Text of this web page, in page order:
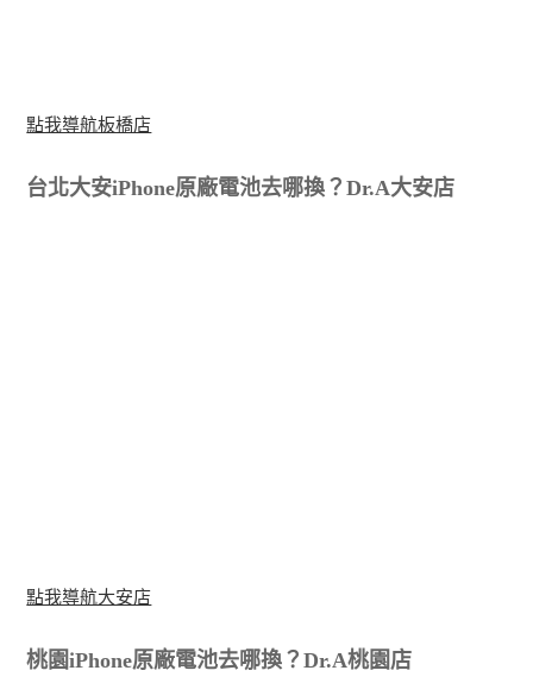
點我導航板橋店
台北大安iPhone原廠電池去哪換？Dr.A大安店
點我導航大安店
桃園iPhone原廠電池去哪換？Dr.A桃園店